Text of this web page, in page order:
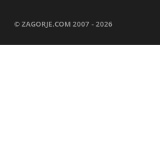
© ZAGORJE.COM 2007 - 2026